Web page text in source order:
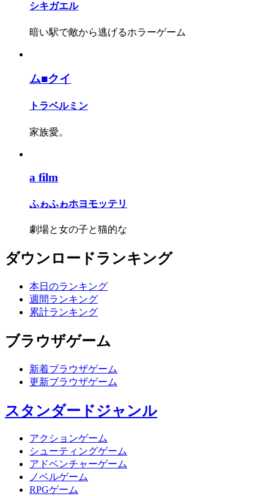
シキガエル
暗い駅で敵から逃げるホラーゲーム
ム■クイ
トラベルミン
家族愛。
a film
ふゎふゎホヨモッテリ
劇場と女の子と猫的な
ダウンロードランキング
本日のランキング
週間ランキング
累計ランキング
ブラウザゲーム
新着ブラウザゲーム
更新ブラウザゲーム
スタンダードジャンル
アクションゲーム
シューティングゲーム
アドベンチャーゲーム
ノベルゲーム
RPGゲーム